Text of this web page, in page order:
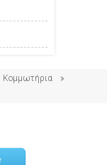
Κομμωτήρια